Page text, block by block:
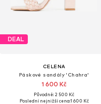
DEAL
CELENA
Páskové sandály 'Chahra'
1 600 Kč
Původně: 2 500 Kč
Poslední nejnižší cena:1 600 Kč